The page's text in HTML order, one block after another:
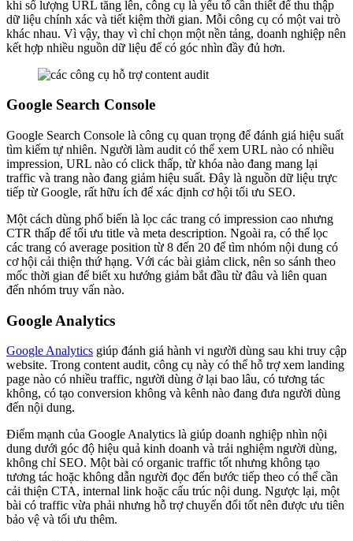
khi số lượng URL tăng lên, công cụ là yếu tố cần thiết để thu thập
dữ liệu chính xác và tiết kiệm thời gian. Mỗi công cụ có một vai trò
khác nhau. Vì vậy, thay vì chỉ chọn một nền tảng, doanh nghiệp nên
kết hợp nhiều nguồn dữ liệu để có góc nhìn đầy đủ hơn.
Google Search Console
Google Search Console là công cụ quan trọng để đánh giá hiệu suất
tìm kiếm tự nhiên. Người làm audit có thể xem URL nào có nhiều
impression, URL nào có click thấp, từ khóa nào đang mang lại
traffic và trang nào đang giảm hiệu suất. Đây là nguồn dữ liệu trực
tiếp từ Google, rất hữu ích để xác định cơ hội tối ưu SEO.
Một cách dùng phổ biến là lọc các trang có impression cao nhưng
CTR thấp để tối ưu title và meta description. Ngoài ra, có thể lọc
các trang có average position từ 8 đến 20 để tìm nhóm nội dung có
cơ hội cải thiện thứ hạng. Với các bài giảm click, nên so sánh theo
mốc thời gian để biết xu hướng giảm bắt đầu từ đâu và liên quan
đến nhóm truy vấn nào.
Google Analytics
Google Analytics giúp đánh giá hành vi người dùng sau khi truy cập
website. Trong content audit, công cụ này có thể hỗ trợ xem landing
page nào có nhiều traffic, người dùng ở lại bao lâu, có tương tác
không, có tạo conversion không và kênh nào đang đưa người dùng
đến nội dung.
Điểm mạnh của Google Analytics là giúp doanh nghiệp nhìn nội
dung dưới góc độ hiệu quả kinh doanh và trải nghiệm người dùng,
không chỉ SEO. Một bài có organic traffic tốt nhưng không tạo
tương tác hoặc không dẫn người đọc đến bước tiếp theo có thể cần
cải thiện CTA, internal link hoặc cấu trúc nội dung. Ngược lại, một
bài có traffic vừa phải nhưng hỗ trợ chuyển đổi tốt nên được ưu tiên
bảo vệ và tối ưu thêm.